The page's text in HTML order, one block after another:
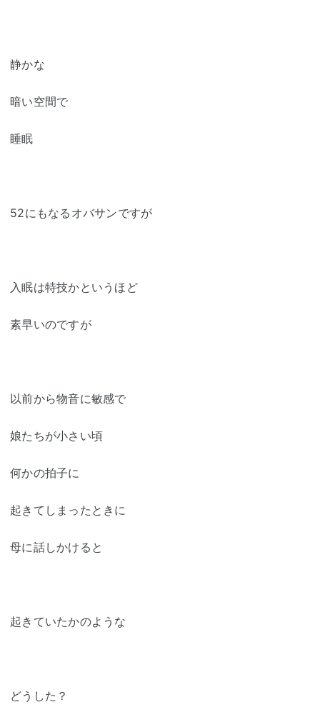
静かな
暗い空間で
睡眠
52にもなるオバサンですが
入眠は特技かというほど
素早いのですが
以前から物音に敏感で
娘たちが小さい頃
何かの拍子に
起きてしまったときに
母に話しかけると
起きていたかのような
どうした？